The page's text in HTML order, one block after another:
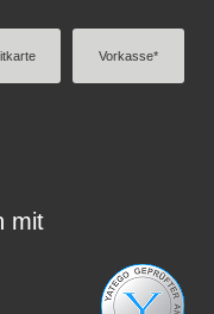
Vorkasse*
mit